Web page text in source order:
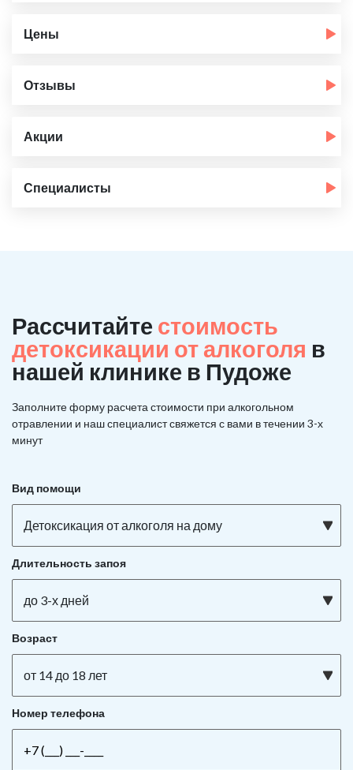
Цены
Отзывы
Акции
Специалисты
Рассчитайте стоимость
детоксикации от алкоголя в
нашей клинике в Пудоже
Заполните форму расчета стоимости при алкогольном
отравлении и наш специалист свяжется с вами в течении 3-х
минут
Вид помощи
Детоксикация от алкоголя на дому
Длительность запоя
до 3-х дней
Возраст
от 14 до 18 лет
Номер телефона